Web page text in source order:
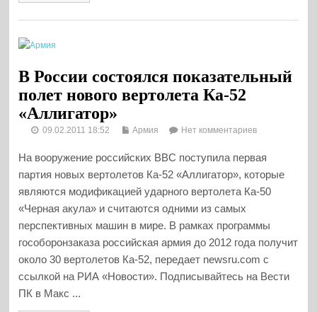
В России состоялся показательный
полет нового вертолета Ка-52
«Аллигатор»
09.02.2011 18:52 Армия Нет комментариев
На вооружение российских ВВС поступила первая
партия новых вертолетов Ка-52 «Аллигатор», которые
являются модификацией ударного вертолета Ка-50
«Черная акула» и считаются одними из самых
перспективных машин в мире. В рамках программы
гособоронзаказа российская армия до 2012 года получит
около 30 вертолетов Ка-52, передает newsru.com с
ссылкой на РИА «Новости». Подписывайтесь на Вести
ПК в Макс ...